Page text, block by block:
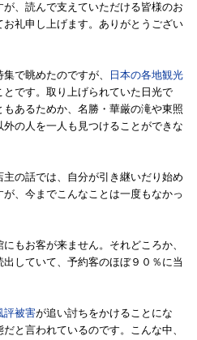
、読んで支えていただける皆様のお
礼申し上げます。ありがとうござい
で眺めたのですが、
日本の各地観光
とです。取り上げられていた日光で
あるためか、名勝・華厳の滝や東照
の人を一人も見つけることができな
の話では、自分が引き継いだり始め
、今までこんなことは一度もなかっ
もお客が来ません。それどころか、
していて、予約客のほぼ９０％に当
評被害が追い討ちをかけることにな
と言われているのです。こんな中、